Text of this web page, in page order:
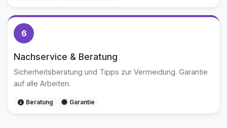
6
Nachservice & Beratung
Sicherheitsberatung und Tipps zur Vermeidung. Garantie
auf alle Arbeiten.
Beratung Garantie